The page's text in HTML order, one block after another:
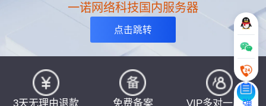
一诺网络科技国内服务器
点击跳转
3天无理由退款 免费备案 VIP多对一服务